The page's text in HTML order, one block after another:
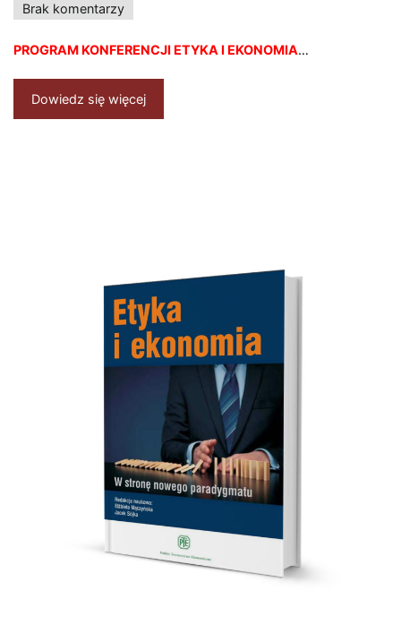
Brak komentarzydo
i
–
program
PROGRAM KONFERENCJI ETYKA I EKONOMIA…
Dowiedz się więcej